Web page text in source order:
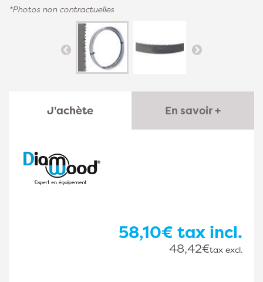
*Photos non contractuelles
J'achète En savoir +
58,10€ tax incl.
48,42€tax excl.